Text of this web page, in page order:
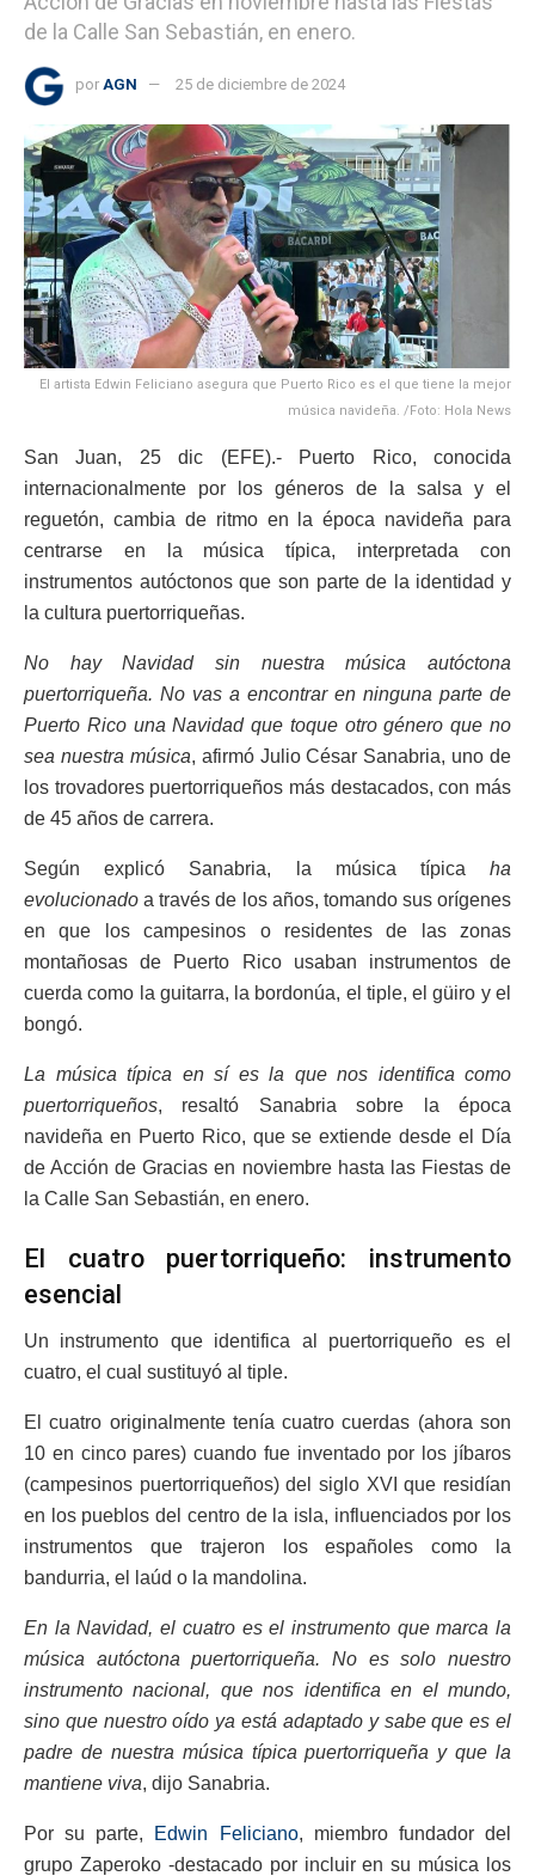
de la Calle San Sebastián, en enero.
por AGN 25 de diciembre de 2024
El artista Edwin Feliciano asegura que Puerto Rico es el que tiene la mejor
música navideña. /Foto: Hola News
San Juan, 25 dic (EFE).- Puerto Rico, conocida
internacionalmente por los géneros de la salsa y el
reguetón, cambia de ritmo en la época navideña para
centrarse en la música típica, interpretada con
instrumentos autóctonos que son parte de la identidad y
la cultura puertorriqueñas.
No hay Navidad sin nuestra música autóctona
puertorriqueña. No vas a encontrar en ninguna parte de
Puerto Rico una Navidad que toque otro género que no
sea nuestra música, afirmó Julio César Sanabria, uno de
los trovadores puertorriqueños más destacados, con más
de 45 años de carrera.
Según explicó Sanabria, la música típica ha
evolucionado a través de los años, tomando sus orígenes
en que los campesinos o residentes de las zonas
montañosas de Puerto Rico usaban instrumentos de
cuerda como la guitarra, la bordonúa, el tiple, el güiro y el
bongó.
La música típica en sí es la que nos identifica como
puertorriqueños, resaltó Sanabria sobre la época
navideña en Puerto Rico, que se extiende desde el Día
de Acción de Gracias en noviembre hasta las Fiestas de
la Calle San Sebastián, en enero.
El cuatro puertorriqueño: instrumento
esencial
Un instrumento que identifica al puertorriqueño es el
cuatro, el cual sustituyó al tiple.
El cuatro originalmente tenía cuatro cuerdas (ahora son
10 en cinco pares) cuando fue inventado por los jíbaros
(campesinos puertorriqueños) del siglo XVI que residían
en los pueblos del centro de la isla, influenciados por los
instrumentos que trajeron los españoles como la
bandurria, el laúd o la mandolina.
En la Navidad, el cuatro es el instrumento que marca la
música autóctona puertorriqueña. No es solo nuestro
instrumento nacional, que nos identifica en el mundo,
sino que nuestro oído ya está adaptado y sabe que es el
padre de nuestra música típica puertorriqueña y que la
mantiene viva, dijo Sanabria.
Por su parte, Edwin Feliciano, miembro fundador del
grupo Zaperoko -destacado por incluir en su música los